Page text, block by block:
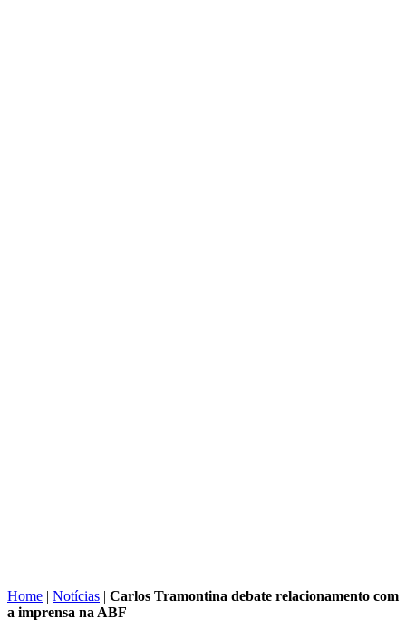
Home | Notícias | Carlos Tramontina debate relacionamento com
a imprensa na ABF